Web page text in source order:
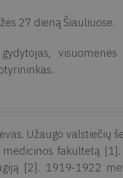
27 dieną Šiauliuose.
Užaugo valstiečių
medicinos fakultetą
[2]. 1919-1922